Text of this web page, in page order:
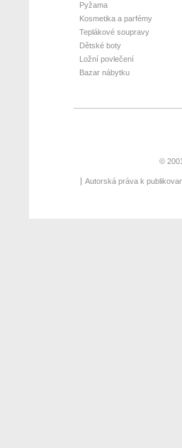
Pyžama
Kosmetika a parfémy
Teplákové soupravy
Dětské boty
Ložní povlečení
Bazar nábytku
©
Autorská práva k